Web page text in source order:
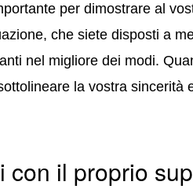
per dimostrare al
che siete disposti a
nel migliore dei modi.
la vostra sincerità
con il proprio